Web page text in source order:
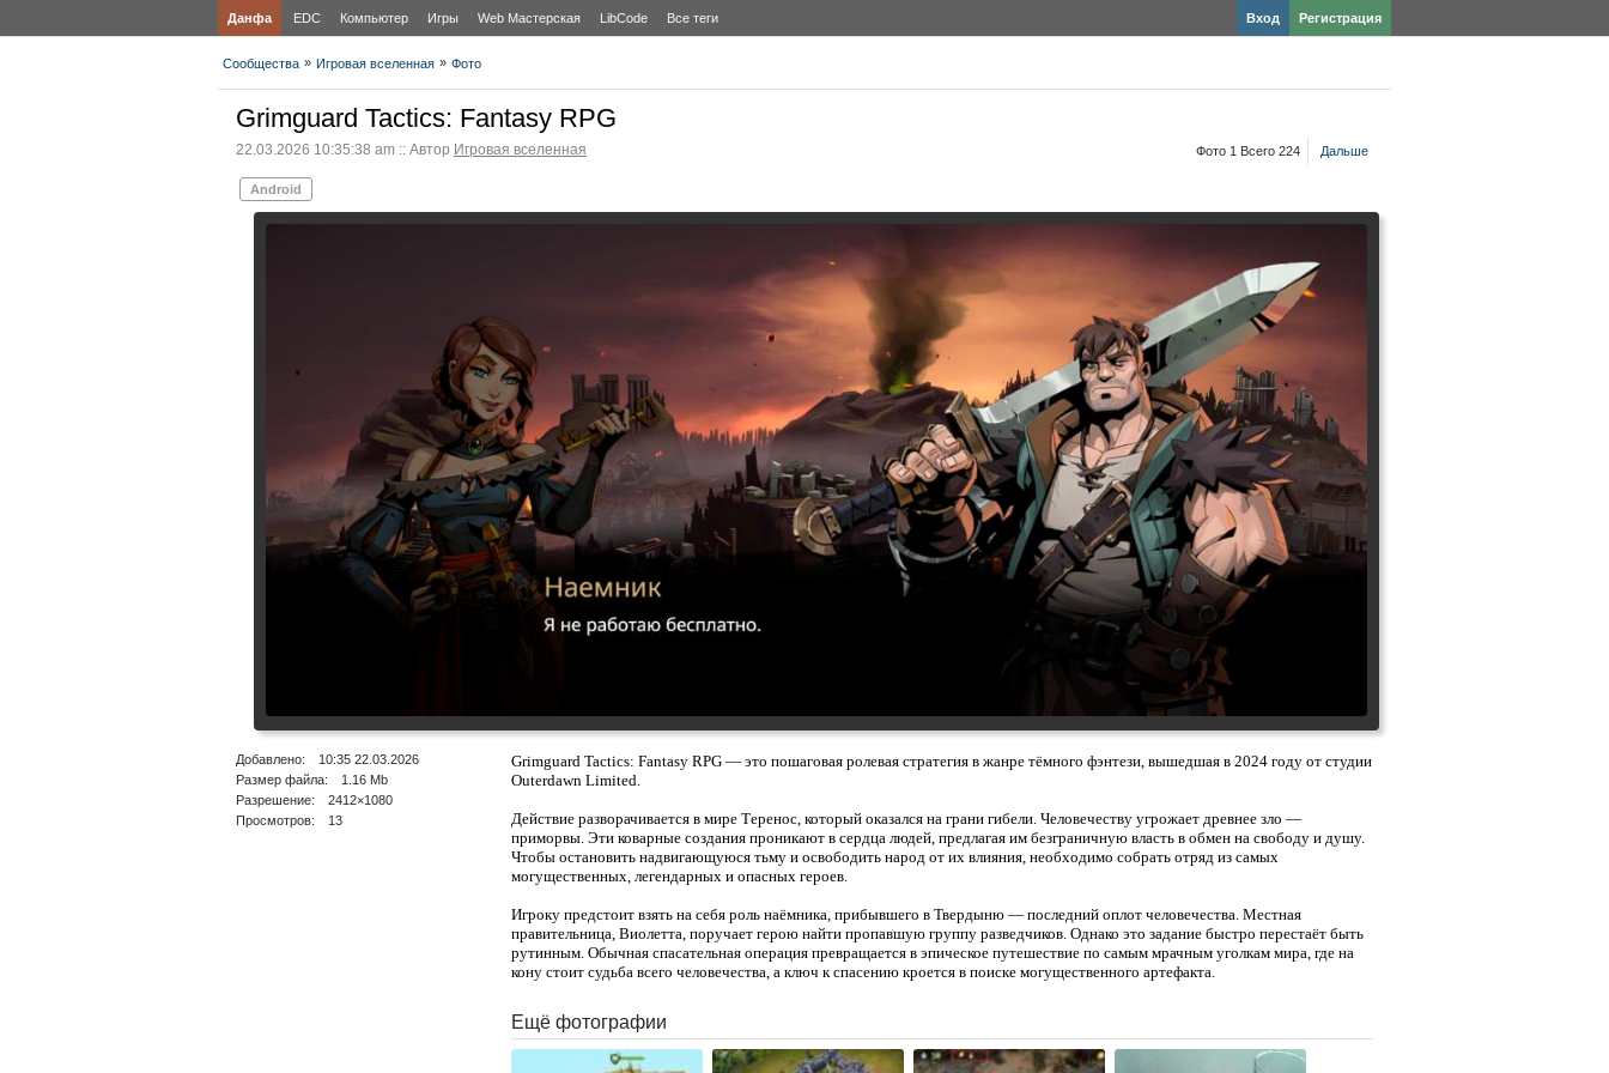
Данфа EDC Компьютер Игры Web Мастерская LibCode Все теги Регистрация
Вход
Сообщества » Игровая вселенная » Фото
Grimguard Tactics: Fantasy RPG
22.03.2026 10:35:38 am :: Автор Игровая вселенная
Android
Фото 1 Всего 224 Дальше
Добавлено: 10:35 22.03.2026
Размер файла: 1.16 Mb
Разрешение: 2412×1080
Просмотров: 13
Grimguard Tactics: Fantasy RPG — это пошаговая ролевая стратегия в жанре тёмного фэнтези, вышедшая в 2024 году от студии
Outerdawn Limited.
Действие разворачивается в мире Теренос, который оказался на грани гибели. Человечеству угрожает древнее зло —
приморвы. Эти коварные создания проникают в сердца людей, предлагая им безграничную власть в обмен на свободу и душу.
Чтобы остановить надвигающуюся тьму и освободить народ от их влияния, необходимо собрать отряд из самых
могущественных, легендарных и опасных героев.
Игроку предстоит взять на себя роль наёмника, прибывшего в Твердыню — последний оплот человечества. Местная
правительница, Виолетта, поручает герою найти пропавшую группу разведчиков. Однако это задание быстро перестаёт быть
рутинным. Обычная спасательная операция превращается в эпическое путешествие по самым мрачным уголкам мира, где на
кону стоит судьба всего человечества, а ключ к спасению кроется в поиске могущественного артефакта.
Ещё фотографии